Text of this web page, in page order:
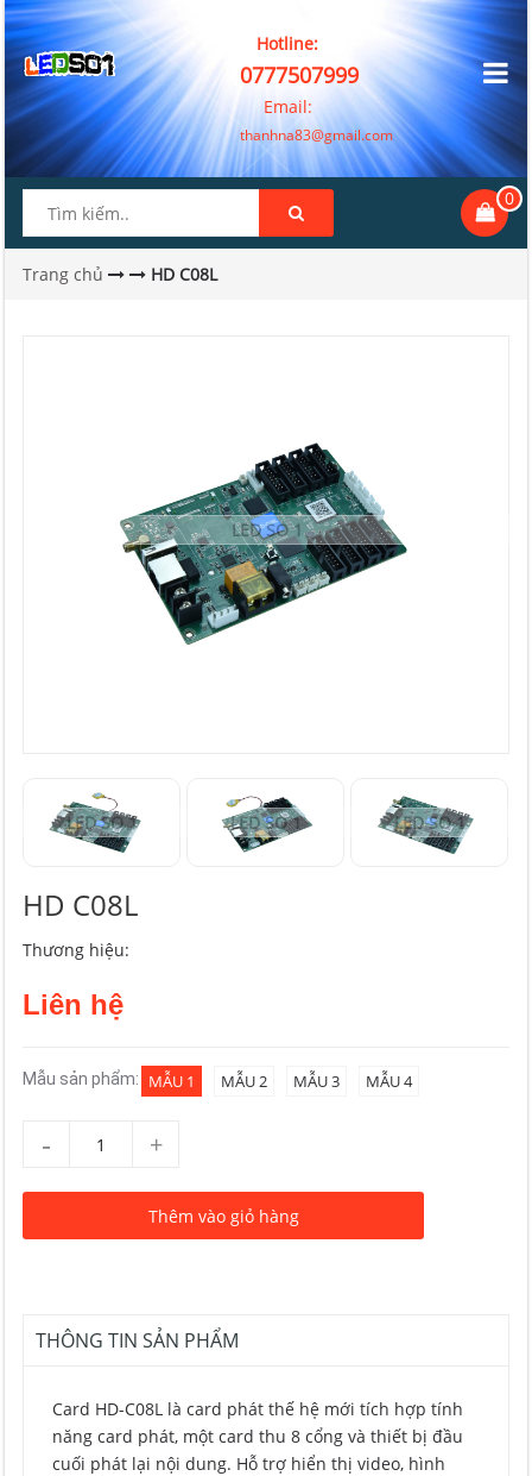
Hotline:
0777507999
Email:
thanhna83@gmail.com
0
Trang chủ HD C08L
LED SO 1
LED SO 1 LED SO 1 LED SO 1
HD C08L
Thương hiệu:
Liên hệ
Mẫu sản phẩm: MẪU 1 MẪU 2 MẪU 3 MẪU 4
- +
Thêm vào giỏ hàng
THÔNG TIN SẢN PHẨM
Card HD-C08L là card phát thế hệ mới tích hợp tính
năng card phát, một card thu 8 cổng và thiết bị đầu
cuối phát lại nội dung. Hỗ trợ hiển thị video, hình